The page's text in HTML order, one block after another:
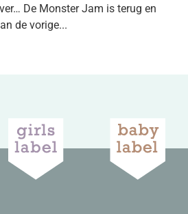
De Monster Jam is terug en
de vorige...